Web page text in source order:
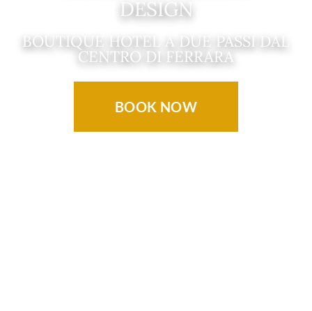
DESIGN
BOUTIQUE HOTEL A DUE PASSI DAL
CENTRO DI FERRARA
BOOK NOW